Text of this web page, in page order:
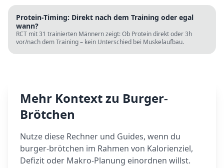
Protein-Timing: Direkt nach dem Training oder egal
wann?
RCT mit 31 trainierten Männern zeigt: Ob Protein direkt oder 3h
vor/nach dem Training – kein Unterschied bei Muskelaufbau.
Mehr Kontext zu Burger-
Brötchen
Nutze diese Rechner und Guides, wenn du
burger-brötchen im Rahmen von Kalorienziel,
Defizit oder Makro-Planung einordnen willst.